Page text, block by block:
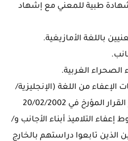
طبية للمعني مع إشهاد
باللغة الأمازيغية.
الصحراء الغربية.
الإعفاء من اللغة (الإنجليزية/
الفرنسية) حسب أحكام القرار المؤرخ في 20/02/2002
التلاميذ أبناء الأجانب و/
الذين تابعوا دراستهم بالخارج